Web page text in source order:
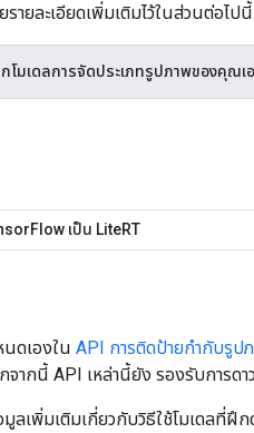
รายละเอียดเพิ่มเติมไว้ในส่วนต่อไปนี้
กโมเดลการจัดประเภทรูปภาพของคุณเ
เป็น LiteRT
นดเองใน API การติดป้ายกำกับรูป
จากนี้ API เหล่านี้ยัง รองรับการดา
มูลเพิ่มเติมเกี่ยวกับวิธีใช้โมเดลที่